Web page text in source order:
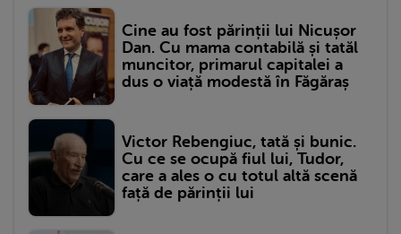
Cine au fost părinții lui Nicușor
Dan. Cu mama contabilă și tatăl
muncitor, primarul capitalei a
dus o viață modestă în Făgăraș
Victor Rebengiuc, tată și bunic.
Cu ce se ocupă fiul lui, Tudor,
care a ales o cu totul altă scenă
față de părinții lui